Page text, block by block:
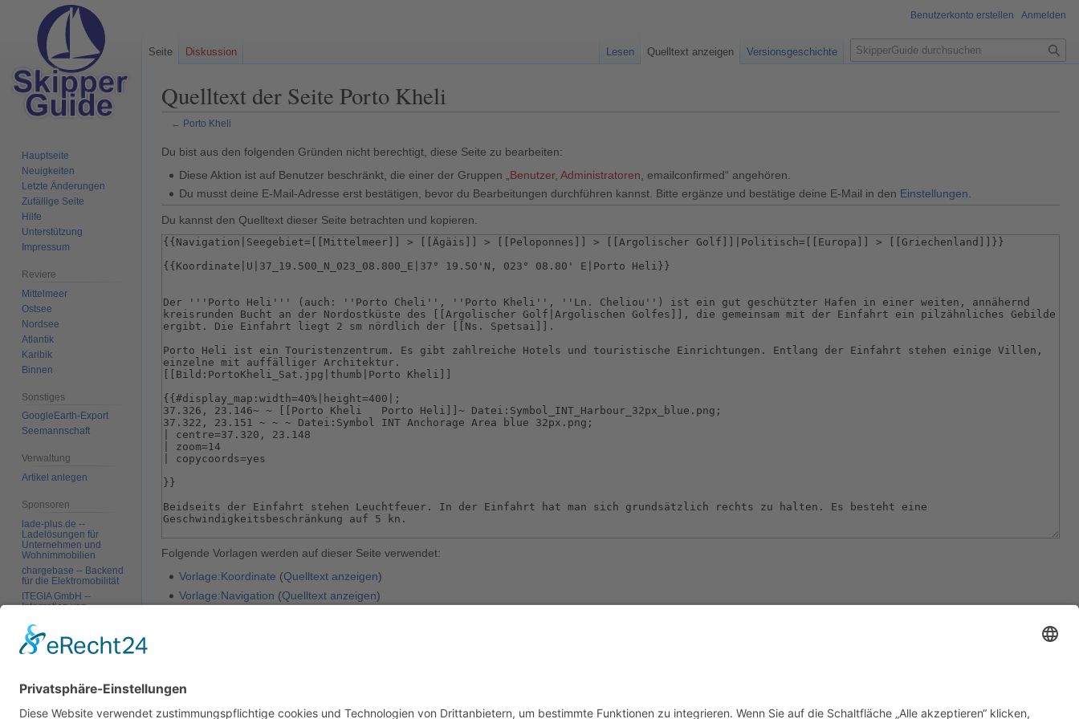
Quelltext der Seite Porto Kheli
← Porto Kheli
Zur
Navigation
Zur
Suche
Du bist aus den folgenden Gründen nicht berechtigt, diese Seite zu bearbeiten:
Diese Aktion ist auf Benutzer beschränkt, die einer der Gruppen „ Benutzer,Administratoren , emailconfirmed“ angehören.
Du musst deine E-Mail-Adresse erst bestätigen, bevor du Bearbeitungen durchführen kannst. Bitte ergänze und bestätige deine E-Mail in den Einstellungen
Du kannst den Quelltext dieser Seite betrachten und kopieren.
Folgende Vorlagen werden auf dieser Seite verwendet:
Vorlage:Koordinate (Quelltext anzeigen)
Vorlage:Navigation (Quelltext anzeigen)
Benutzerkonto erstellen Anmelden
Seite Diskussion Lesen Quelltext anzeigen Versionsgeschichte
S
u
e
Hauptseite
Neuigkeiten
Letzte Änderungen
Zufällige Seite
Hilfe
Unterstützung
Impressum
Reviere
Mittelmeer
Ostsee
Nordsee
Atlantik
Karibik
Binnen
Sonstiges
GoogleEarth-Export
Seemannschaft
Verwaltung
Artikel anlegen
Sponsoren
lade-plus.de --
Ladelösungen für
Unternehmen und
Wohnimmobilien
chargebase -- Backend
für die Elektromobilität
ITEGIA GmbH --
Integration von
individuelle
Softwarelösungen
Links auf diese Seite
Änderungen an
verlinkten Seiten